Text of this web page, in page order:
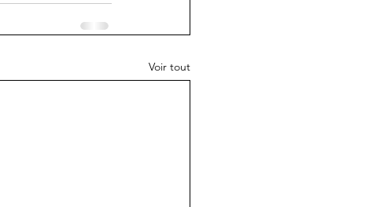
Voir tout